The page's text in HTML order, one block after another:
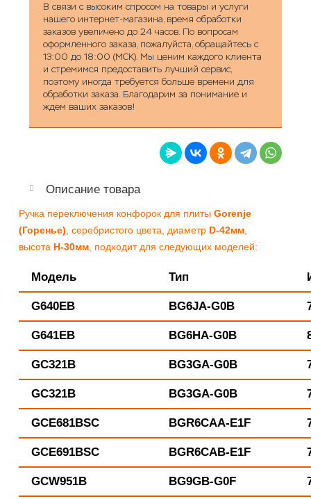
В связи с высоким спросом на товары и услуги
нашего интернет-магазина, время обработки
заказов увеличено до 24 часов. По вопросам
оформленного заказа, пожалуйста, обращайтесь с
13:00 до 18:00 (МСК). Мы ценим каждого клиента
и стремимся предоставить лучший сервис,
поэтому иногда требуется больше времени для
обработки заказа. Благодарим за понимание и
ждем ваших заказов!
Описание товара
Ручка переключения конфорок для плиты Gorenje
(Горенье) , серебристого цвета, диаметр D-42мм
высота H-30мм , подходит для следующих моделей:
Модель Тип
G640EB BG6JA-G0B
G641EB BG6HA-G0B
GC321B BG3GA-G0B
GC321B BG3GA-G0B
GCE681BSC BGR6CAA-E1F
GCE691BSC BGR6CAB-E1F
GCW951B BG9GB-G0F